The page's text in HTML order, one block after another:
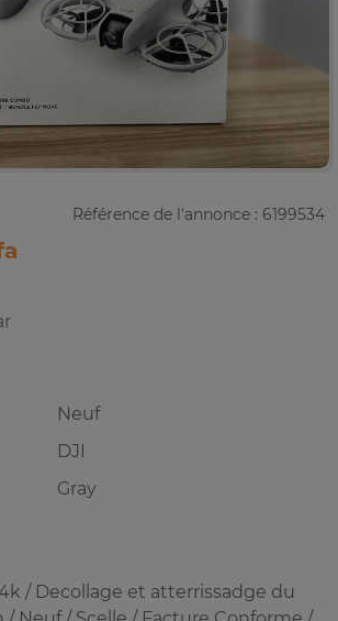
Référence de l'annonce : 6199534
Neuf
DJI
Gray
/ Decollage et atterrissadge du